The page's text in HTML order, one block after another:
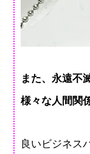
また、永遠不
様々な人間関
良いビジネス